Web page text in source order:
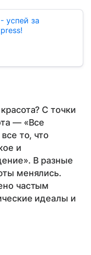
успей за
С точки
— «Все
то, что
и
В разные
менялись.
частым
идеалы и